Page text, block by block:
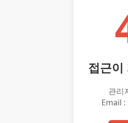
접근이
관리
Email